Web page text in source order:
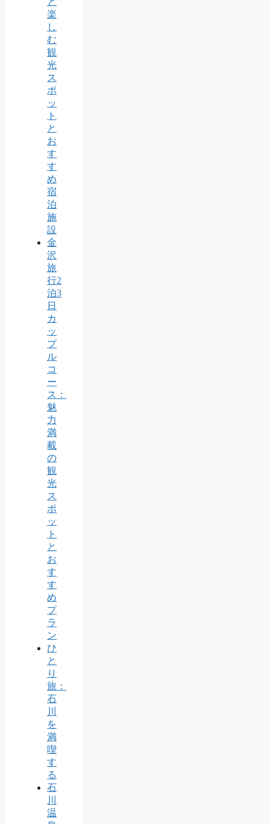
楽
し
む
観
光
ス
ポ
ッ
ト
と
お
す
す
め
宿
泊
施
設
金
沢
旅
行2
泊3
日
カ
ッ
プ
ル
コ
ー
ス：
魅
力
満
載
の
観
光
ス
ポ
ッ
ト
と
お
す
す
め
プ
ラ
ン
ひ
と
り
旅：
石
川
を
満
喫
す
る
石
川
温